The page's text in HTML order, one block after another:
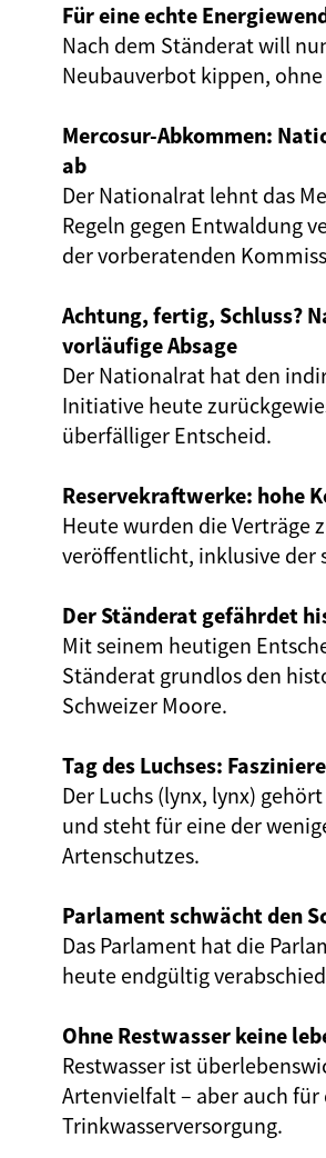
Für eine echte
Nach dem Ständerat will
Neubauverbot kippen,
Mercosur-Abkommen:
ab
Der Nationalrat lehnt das
Regeln gegen Entwaldung
der vorberatenden
Achtung, fertig, Schluss?
vorläufige Absage
Der Nationalrat hat den
Initiative heute
überfälliger Entscheid.
Reservekraftwerke: hohe
Heute wurden die Verträge
veröffentlicht, inklusive der
Der Ständerat gefährdet
Mit seinem heutigen
Ständerat grundlos den
Schweizer Moore.
Tag des Luchses:
Der Luchs (lynx, lynx)
und steht für eine der
Artenschutzes.
Parlament schwächt den
Das Parlament hat die
heute endgültig
Ohne Restwasser keine
Restwasser ist
Artenvielfalt – aber auch
Trinkwasserversorgung.